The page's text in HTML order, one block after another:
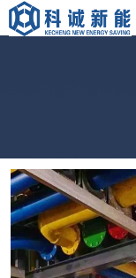
首页
工程案例
新闻中心
联系我们